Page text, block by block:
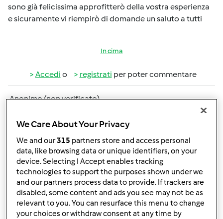
sono già felicissima approfitterò della vostra esperienza
e sicuramente vi riempirò di domande un saluto a tutti
In cima
Accedi o registrati per poter commentare
Anonimo (non verificato)
Ven, 03/21/2014 - 11:42
#2
ciao e benvenuta
We Care About Your Privacy
We and our315 partners store and access personal
data, like browsing data or unique identifiers, on your
device. Selecting I Accept enables tracking
technologies to support the purposes shown under we
and our partners process data to provide. If trackers are
disabled, some content and ads you see may not be as
relevant to you. You can resurface this menu to change
your choices or withdraw consent at any time by